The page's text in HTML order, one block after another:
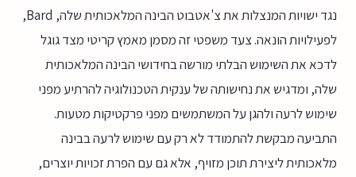
נגד ישויות המנצלות את צ'אטבוט הבינה המלאכותית שלה, Bard,
לפעילויות הונאה. צעד משפטי זה מסמן מאמץ קריטי מצד גוגל
לדכא את השימוש הבלתי מורשה בחידושי הבינה המלאכותית
שלה, ומדגיש את נחישותה של ענקית הטכנולוגיה להרתיע מפני
שימוש לרעה ולהגן על המשתמשים מפני פרקטיקות מטעות.
התביעה מבקשת להתמודד לא רק עם שימוש לרעה בבינה
מלאכותית ליצירת תוכן מזויף, אלא גם עם הפרת זכויות יוצרים,